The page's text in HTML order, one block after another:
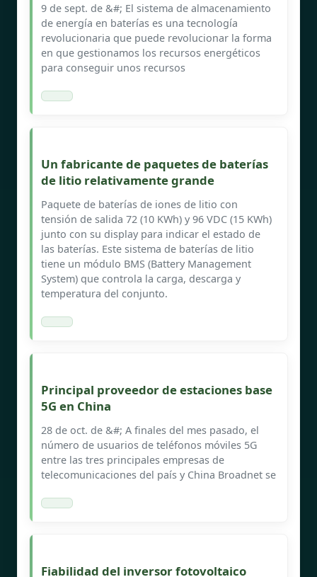
9 de sept. de &#; El sistema de almacenamiento
de energía en baterías es una tecnología
revolucionaria que puede revolucionar la forma
en que gestionamos los recursos energéticos
para conseguir unos recursos
Un fabricante de paquetes de baterías
de litio relativamente grande
Paquete de baterías de iones de litio con
tensión de salida 72 (10 KWh) y 96 VDC (15 KWh)
junto con su display para indicar el estado de
las baterías. Este sistema de baterías de litio
tiene un módulo BMS (Battery Management
System) que controla la carga, descarga y
temperatura del conjunto.
Principal proveedor de estaciones base
5G en China
28 de oct. de &#; A finales del mes pasado, el
número de usuarios de teléfonos móviles 5G
entre las tres principales empresas de
telecomunicaciones del país y China Broadnet se
Fiabilidad del inversor fotovoltaico